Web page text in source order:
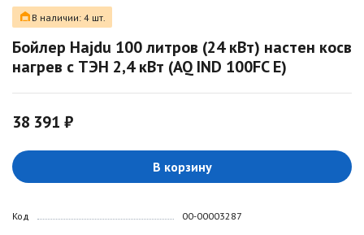
В наличии: 4 шт.
Бойлер Hajdu 100 литров (24 кВт) настен косв
нагрев с ТЭН 2,4 кВт (AQ IND 100FC E)
38 391 ₽
В корзину
Код 00-00003287